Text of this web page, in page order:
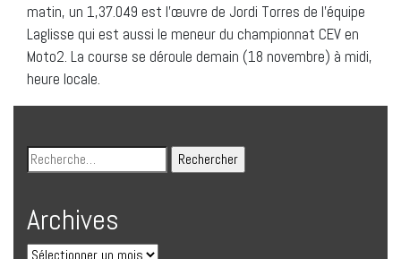
matin, un 1,37.049 est l’œuvre de Jordi Torres de l’équipe
Laglisse qui est aussi le meneur du championnat CEV en
Moto2. La course se déroule demain (18 novembre) à midi,
heure locale.
Archives